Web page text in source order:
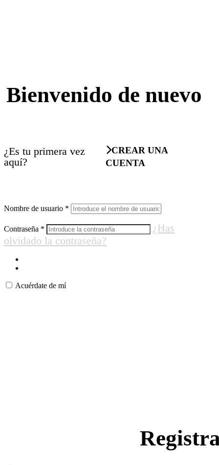
Bienvenido de nuevo
¿Es tu primera vez
aquí?
CREAR UNA
CUENTA
Nombre de usuario *
Contraseña *
¿Has
olvidado la contraseña?
Acuérdate de mí